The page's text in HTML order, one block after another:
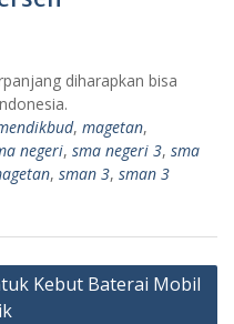
diharapkan bisa
, magetan,
negeri, sma negeri 3, sma
, sman 3, sman 3
Kebut Baterai Mobil